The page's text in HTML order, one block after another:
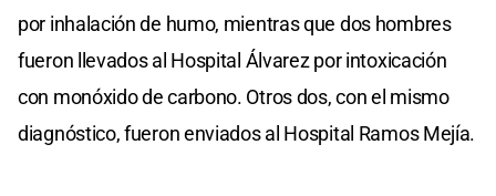
por inhalación de humo, mientras que dos hombres
fueron llevados al Hospital Álvarez por intoxicación
con monóxido de carbono. Otros dos, con el mismo
diagnóstico, fueron enviados al Hospital Ramos Mejía.